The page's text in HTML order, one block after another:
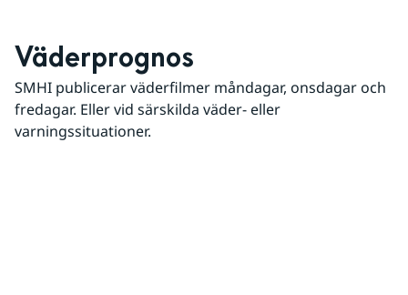
Väderprognos
SMHI publicerar väderfilmer måndagar, onsdagar och
fredagar. Eller vid särskilda väder- eller
varningssituationer.